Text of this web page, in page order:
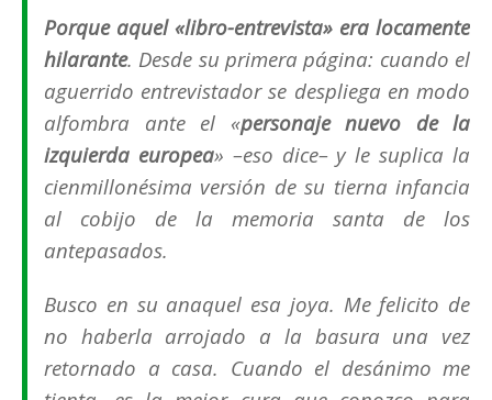
Porque aquel «libro-entrevista» era locamente
hilarante. Desde su primera página: cuando el
aguerrido entrevistador se despliega en modo
alfombra ante el «personaje nuevo de la
izquierda europea» –eso dice– y le suplica la
cienmillonésima versión de su tierna infancia
al cobijo de la memoria santa de los
antepasados.
Busco en su anaquel esa joya. Me felicito de
no haberla arrojado a la basura una vez
retornado a casa. Cuando el desánimo me